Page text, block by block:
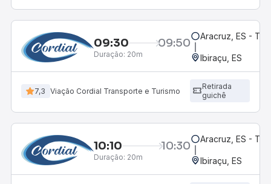
09:30 09:50
Duração: 20m
Aracruz, ES -
Ibiraçu, ES
7,3 Viação Cordial Transporte e Turismo
Retirada
guichê
10:10 10:30
Duração: 20m
Aracruz, ES -
Ibiraçu, ES